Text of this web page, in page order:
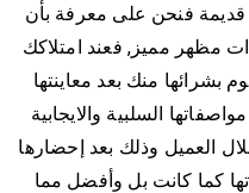
قديمة فنحن على معرفة بأن
مظهر مميز, فعند امتلاكك
بشرائها منك بعد معاينتها
السلبية والايجابية
العميل وذلك بعد إحضارها
كما كانت بل وأفضل مما